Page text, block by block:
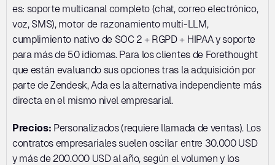
es: soporte multicanal completo (chat, correo electrónico,
voz, SMS), motor de razonamiento multi-LLM,
cumplimiento nativo de SOC 2 + RGPD + HIPAA y soporte
para más de 50 idiomas. Para los clientes de Forethought
que están evaluando sus opciones tras la adquisición por
parte de Zendesk, Ada es la alternativa independiente más
directa en el mismo nivel empresarial.
Precios: Personalizados (requiere llamada de ventas). Los
contratos empresariales suelen oscilar entre 30.000 USD
y más de 200.000 USD al año, según el volumen y los